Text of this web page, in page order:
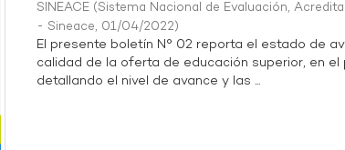
SINEACE (Sistema Nacional de Evaluación,
- Sineace, 01/04/2022)
El presente boletín N° 02 reporta el estado de
calidad de la oferta de educación superior, en
detallando el nivel de avance y las ...